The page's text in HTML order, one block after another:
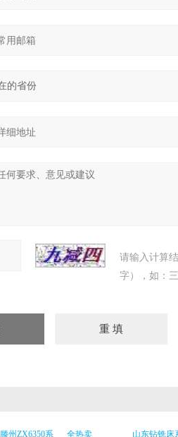
请输入计算
字），如：
滕州ZX6350系
全热卖
山东钻铣床